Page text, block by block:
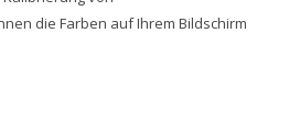
die Farben auf Ihrem Bildschirm